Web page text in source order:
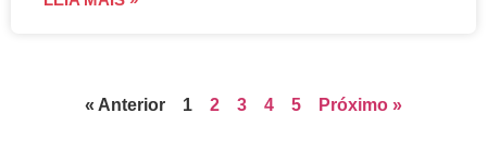
« Anterior 1 2 3 4 5 Próximo »